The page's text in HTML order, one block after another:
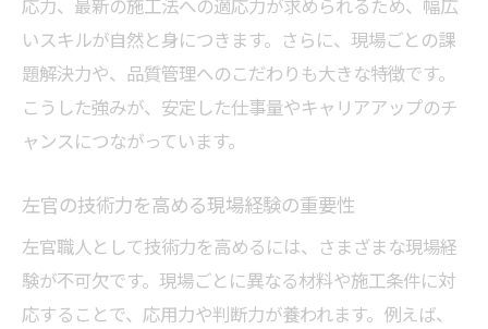
左官工事で培う現場対応力の重要性を解説
コンクリート左官の経験値が評価を左右す
る
左官現場で身につく応用力と実践力の関係
いスキルが自然と身につきます。さらに、現場ごとの課
題解決力や、品質管理へのこだわりも大きな特徴です。
こうした強みが、安定した仕事量やキャリアアップのチ
ャンスにつながっています。
左官の技術力を高める現場経験の重要性
左官職人として技術力を高めるには、さまざまな現場経
験が不可欠です。現場ごとに異なる材料や施工条件に対
応することで、応用力や判断力が養われます。例えば、